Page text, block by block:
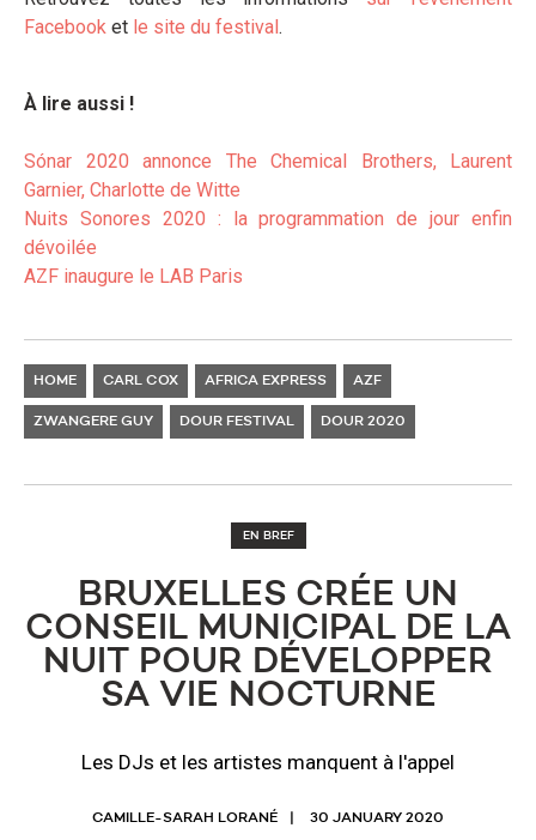
Facebook et le site du festival.
À lire aussi !
Sónar 2020 annonce The Chemical Brothers, Laurent
Garnier, Charlotte de Witte
Nuits Sonores 2020 : la programmation de jour enfin
dévoilée
AZF inaugure le LAB Paris
HOME CARL COX AFRICA EXPRESS AZF
ZWANGERE GUY DOUR FESTIVAL DOUR 2020
EN BREF
BRUXELLES CRÉE UN
CONSEIL MUNICIPAL DE LA
NUIT POUR DÉVELOPPER
SA VIE NOCTURNE
Les DJs et les artistes manquent à l'appel
CAMILLE-SARAH LORANÉ 30 JANUARY 2020